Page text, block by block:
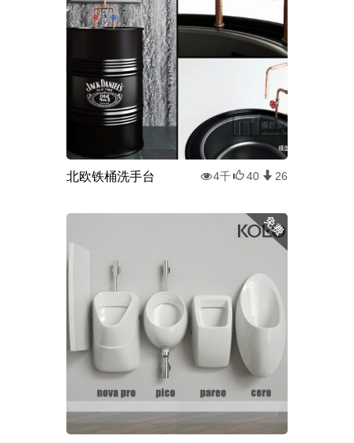
北欧铁桶洗手台 4千 40 26